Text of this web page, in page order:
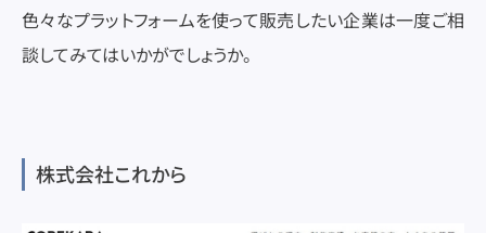
色々なプラットフォームを使って販売したい企業は一度ご相
談してみてはいかがでしょうか。
株式会社これから